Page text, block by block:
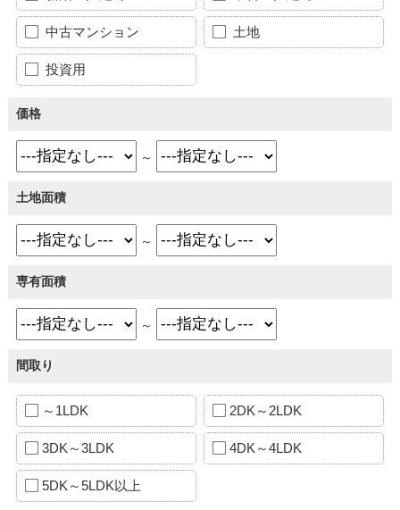
中古マンション 土地
投資用
価格
～
土地面積
～
専有面積
～
間取り
～1LDK 2DK～2LDK
3DK～3LDK 4DK～4LDK
5DK～5LDK以上